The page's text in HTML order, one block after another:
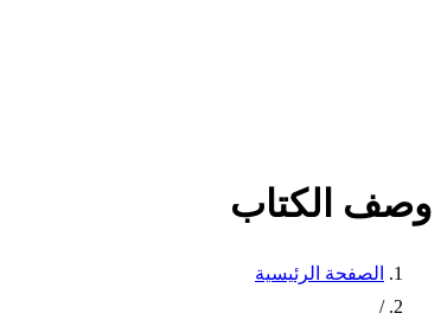
وصف الكتاب
الصفحة الرئيسية
/